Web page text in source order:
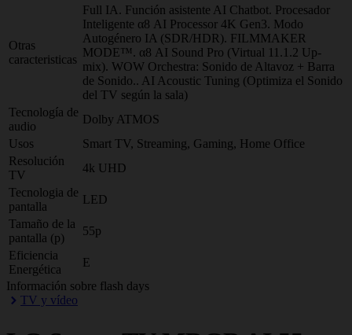
Otras
caracteristicas
Full IA. Función asistente AI Chatbot. Procesador
Inteligente α8 AI Processor 4K Gen3. Modo
Autogénero IA (SDR/HDR). FILMMAKER
MODE™. α8 AI Sound Pro (Virtual 11.1.2 Up-
mix). WOW Orchestra: Sonido de Altavoz + Barra
de Sonido.. AI Acoustic Tuning (Optimiza el Sonido
del TV según la sala)
Tecnología de
audio
Dolby ATMOS
Usos
Smart TV, Streaming, Gaming, Home Office
Resolución
TV
4k UHD
Tecnologia de
pantalla
LED
Tamaño de la
pantalla (p)
55p
Eficiencia
Energética
E
Información sobre flash days
TV y vídeo